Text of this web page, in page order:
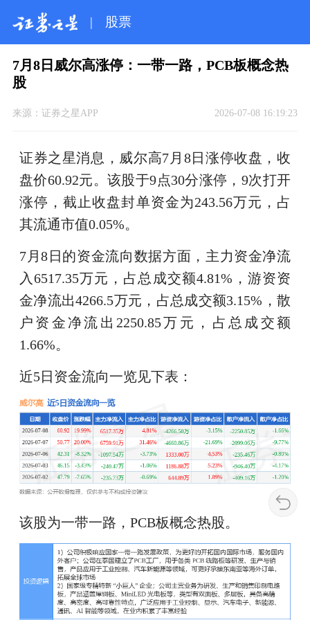
| 股票
7月8日威尔高涨停：一带一路，PCB板概念热
股
来源： 证券之星APP 2026-07-08 16:19:23
证券之星消息，威尔高7月8日涨停收盘，收
盘价60.92元。该股于9点30分涨停，9次打开
涨停，截止收盘封单资金为243.56万元，占
其流通市值0.05%。
7月8日的资金流向数据方面，主力资金净流
入6517.35万元，占总成交额4.81%，游资资
金净流出4266.5万元，占总成交额3.15%，散
户资金净流出2250.85万元，占总成交额
1.66%。
近5日资金流向一览见下表：
该股为一带一路，PCB板概念热股。